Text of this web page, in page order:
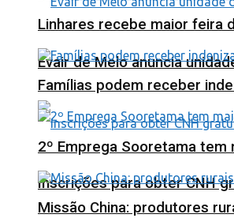
Evair de Melo anuncia
Inscrições para obter CNH
Linhares recebe maior feira
Famílias podem receber
2º Emprega Sooretama tem
Missão China: produtores